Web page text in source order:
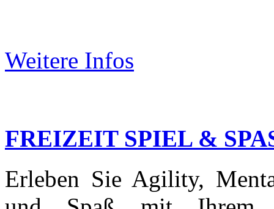
Weitere Infos
FREIZEIT SPIEL &
Erleben Sie Agility,